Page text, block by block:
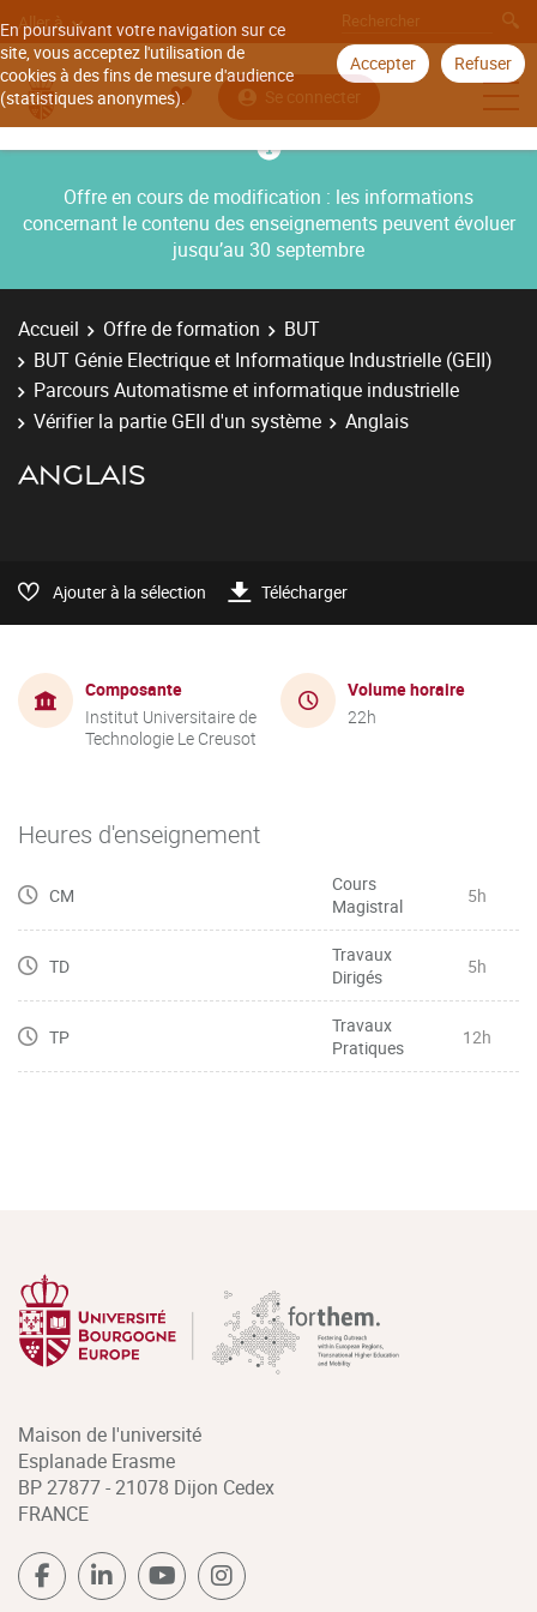
En poursuivant votre navigation sur ce
site, vous acceptez l'utilisation de
cookies à des fins de mesure d'audience
(statistiques anonymes).
Accepter Refuser
Aller à
Se connecter
Offre en cours de modification : les informations
concernant le contenu des enseignements peuvent évoluer
jusqu’au 30 septembre
Accueil Offre de formation
BUT
BUT Génie Electrique et Informatique Industrielle (GEII)
Parcours Automatisme et informatique industrielle
Vérifier la partie GEII d'un système
Anglais
ANGLAIS
Ajouter à la sélection Télécharger
Composante
Institut Universitaire de
Technologie Le Creusot
Volume horaire
22h
Heures d'enseignement
CM
Cours
Magistral
5h
TD
Travaux
Dirigés
5h
TP
Travaux
Pratiques
12h
Maison de l'université
Esplanade Erasme
BP 27877 - 21078 Dijon Cedex
FRANCE